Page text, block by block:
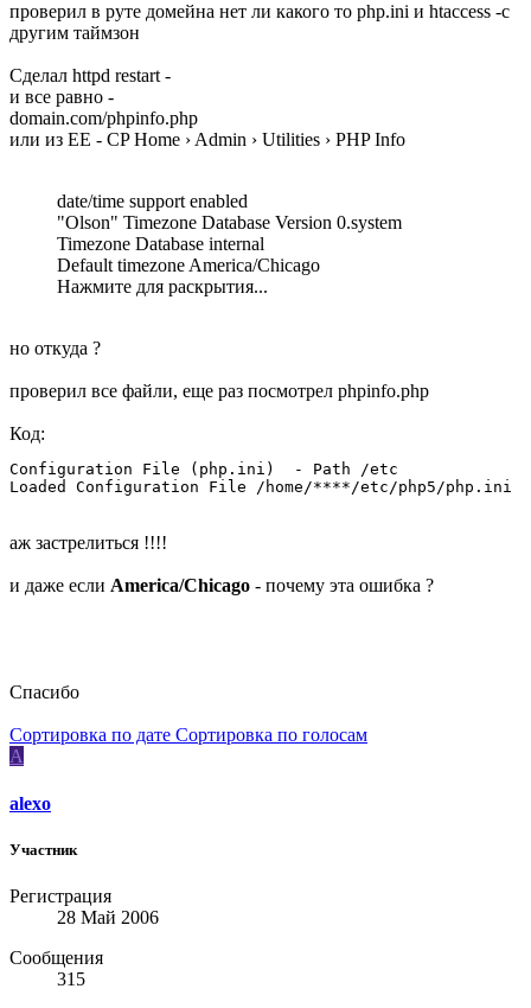
проверил в руте домейна нет ли какого то php.ini и htaccess -с
другим таймзон
Сделал httpd restart -
и все равно -
domain.com/phpinfo.php
или из EE - CP Home › Admin › Utilities › PHP Info
date/time support enabled
"Olson" Timezone Database Version 0.system
Timezone Database internal
Default timezone America/Chicago
Нажмите для раскрытия...
но откуда ?
проверил все файли, еще раз посмотрел phpinfo.php
Код:
Configuration File (php.ini)  - Path /etc
Loaded Configuration File /home/****/etc/php5/php.ini
аж застрелиться !!!!
и даже если America/Chicago - почему эта ошибка ?
Спасибо
Сортировка по дате Сортировка по голосам
A
alexo
Участник
Регистрация
28 Май 2006
Сообщения
315